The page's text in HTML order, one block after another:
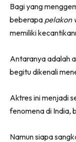
Bagi yang
beberapa pelakon
memiliki
Antaranya adalah
begitu dikenali
Aktres ini menjadi
fenomena di India,
Namun siapa